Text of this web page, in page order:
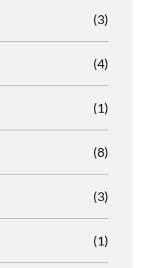
(3)
(4)
(1)
(8)
(3)
(1)